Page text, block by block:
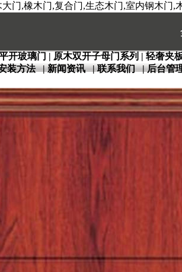
,橡木门,复合门,生态木门,室内钢木门,
开玻璃门 | 原木双开子母门系列 | 轻奢夹
装方法|新闻资讯|联系我们|后台管